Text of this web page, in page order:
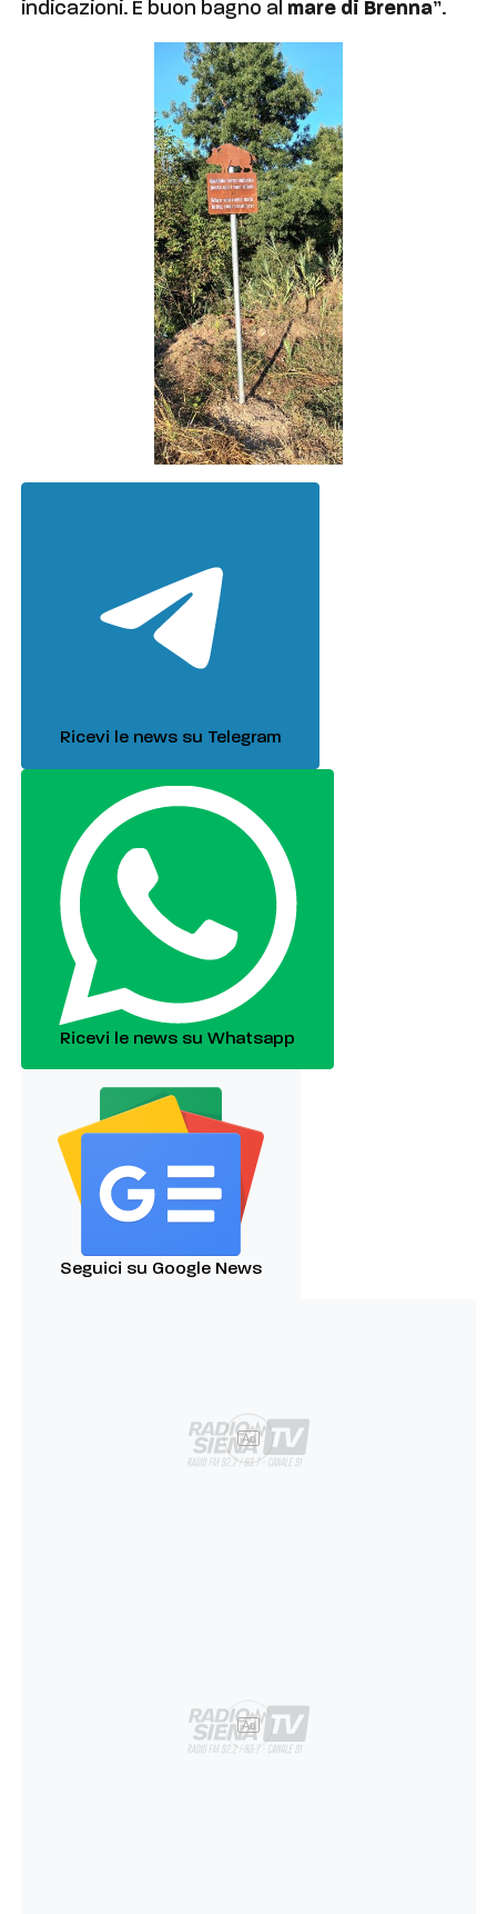
indicazioni. E buon bagno al mare di Brenna”.
Ricevi le news su Telegram
Ricevi le news su Whatsapp
Seguici su Google News
Ad
Ad